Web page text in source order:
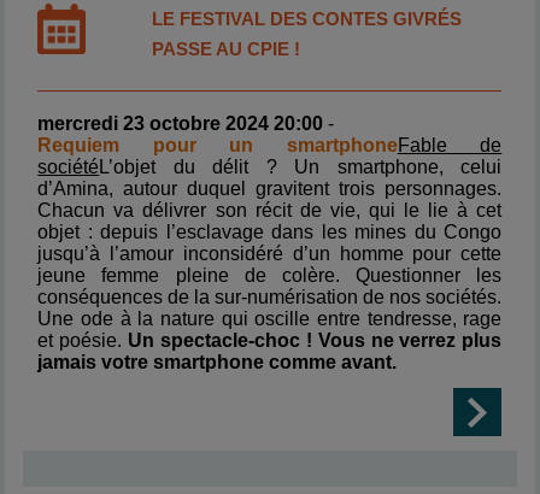
LE FESTIVAL DES CONTES GIVRÉS
PASSE AU CPIE !
mercredi 23 octobre 2024 20:00 -
Requiem pour un smartphoneFable de
société L’objet du délit ? Un smartphone, celui
d’Amina, autour duquel gravitent trois personnages.
Chacun va délivrer son récit de vie, qui le lie à cet
objet : depuis l’esclavage dans les mines du Congo
jusqu’à l’amour inconsidéré d’un homme pour cette
jeune femme pleine de colère. Questionner les
conséquences de la sur-numérisation de nos sociétés.
Une ode à la nature qui oscille entre tendresse, rage
et poésie. Un spectacle-choc ! Vous ne verrez plus
jamais votre smartphone comme avant.